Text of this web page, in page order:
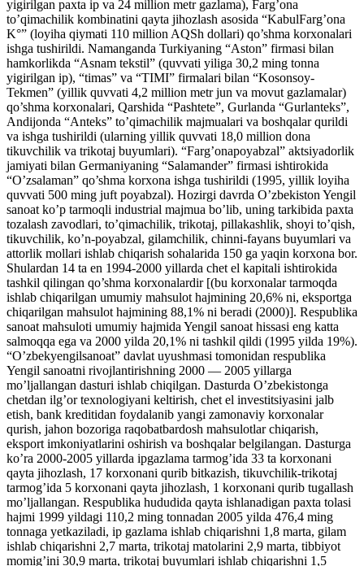
yigirilgan paxta ip va 24 million metr gazlama), Farg’ona
to’qimachilik kombinatini qayta jihozlash asosida “KabulFarg’ona
K°” (loyiha qiymati 110 million AQSh dollari) qo’shma korxonalari
ishga tushirildi. Namanganda Turkiyaning “Aston” firmasi bilan
hamkorlikda “Asnam tekstil” (quvvati yiliga 30,2 ming tonna
yigirilgan ip), “timas” va “TIMI” firmalari bilan “Kosonsoy-
Tekmen” (yillik quvvati 4,2 million metr jun va movut gazlamalar)
qo’shma korxonalari, Qarshida “Pashtete”, Gurlanda “Gurlanteks”,
Andijonda “Anteks” to’qimachilik majmualari va boshqalar qurildi
va ishga tushirildi (ularning yillik quvvati 18,0 million dona
tikuvchilik va trikotaj buyumlari). “Farg’onapoyabzal” aktsiyadorlik
jamiyati bilan Germaniyaning “Salamander” firmasi ishtirokida
“O’zsalaman” qo’shma korxona ishga tushirildi (1995, yillik loyiha
quvvati 500 ming juft poyabzal). Hozirgi davrda O’zbekiston Yengil
sanoat ko’p tarmoqli industrial majmua bo’lib, uning tarkibida paxta
tozalash zavodlari, to’qimachilik, trikotaj, pillakashlik, shoyi to’qish,
tikuvchilik, ko’n-poyabzal, gilamchilik, chinni-fayans buyumlari va
attorlik mollari ishlab chiqarish sohalarida 150 ga yaqin korxona bor.
Shulardan 14 ta en 1994-2000 yillarda chet el kapitali ishtirokida
tashkil qilingan qo’shma korxonalardir [(bu korxonalar tarmoqda
ishlab chiqarilgan umumiy mahsulot hajmining 20,6% ni, eksportga
chiqarilgan mahsulot hajmining 88,1% ni beradi (2000)]. Respublika
sanoat mahsuloti umumiy hajmida Yengil sanoat hissasi eng katta
salmoqqa ega va 2000 yilda 20,1% ni tashkil qildi (1995 yilda 19%).
“O’zbekyengilsanoat” davlat uyushmasi tomonidan respublika
Yengil sanoatni rivojlantirishning 2000 — 2005 yillarga
mo’ljallangan dasturi ishlab chiqilgan. Dasturda O’zbekistonga
chetdan ilg’or texnologiyani keltirish, chet el investitsiyasini jalb
etish, bank kreditidan foydalanib yangi zamonaviy korxonalar
qurish, jahon bozoriga raqobatbardosh mahsulotlar chiqarish,
eksport imkoniyatlarini oshirish va boshqalar belgilangan. Dasturga
ko’ra 2000-2005 yillarda ipgazlama tarmog’ida 33 ta korxonani
qayta jihozlash, 17 korxonani qurib bitkazish, tikuvchilik-trikotaj
tarmog’ida 5 korxonani qayta jihozlash, 1 korxonani qurib tugallash
mo’ljallangan. Respublika hududida qayta ishlanadigan paxta tolasi
hajmi 1999 yildagi 110,2 ming tonnadan 2005 yilda 476,4 ming
tonnaga yetkaziladi, ip gazlama ishlab chiqarishni 1,8 marta, gilam
ishlab chiqarishni 2,7 marta, trikotaj matolarini 2,9 marta, tibbiyot
momig’ini 30,9 marta, trikotaj buyumlari ishlab chiqarishni 1,5